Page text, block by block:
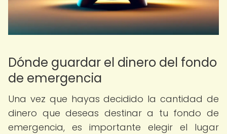
Dónde guardar el dinero del fondo
de emergencia
Una vez que hayas decidido la cantidad de
dinero que deseas destinar a tu fondo de
emergencia, es importante elegir el lugar